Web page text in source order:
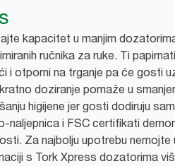
kapacitet u manjim
ručnika za ruke. Ti
i otporni na trganje pa će gosti
doziranje pomaže u
higijene jer gosti dodiruju
naljepnica i FSC certifikati
Za najbolju upotrebu nemojte
s Tork Xpress dozatorima